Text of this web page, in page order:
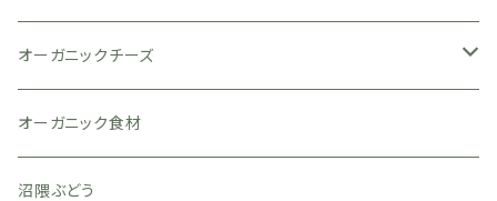
ロワール
スペイン
オーストラリア
南アフリカ
山岡酒造
八百新酒造
味噌
名刀味噌本舗
ジュース
お茶
オーガニックチーズ
ヴィアザビオ
オーガニック食材
沼隈ぶどう